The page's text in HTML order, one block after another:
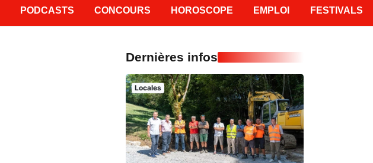
PODCASTS CONCOURS HOROSCOPE EMPLOI FESTIVALS
Dernières infos
Locales